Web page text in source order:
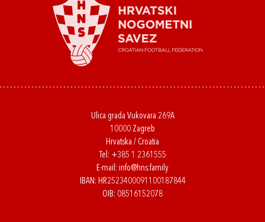
Ulica grada Vukovara 269A
10000 Zagreb
Hrvatska / Croatia
Tel: +385 1 2361555
E-mail: info@hns.family
IBAN: HR2523400091100187844
OIB: 08516152078